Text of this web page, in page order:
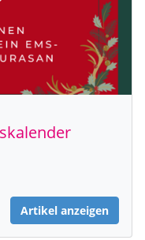
Artikel anzeigen